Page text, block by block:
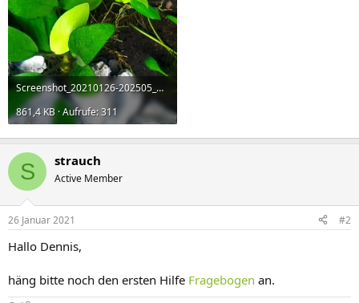
Screenshot_20210126-202505_Gallery.jpg
861,4 KB · Aufrufe: 311
S strauch
Active Member
26 Januar 2021 #2
Hallo Dennis,
häng bitte noch den ersten Hilfe Fragebogen an.